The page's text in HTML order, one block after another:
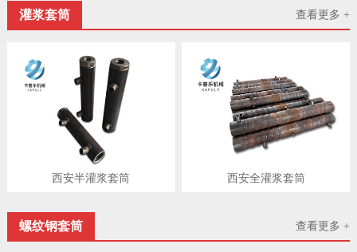
查看更多 +
灌浆套筒
西安半灌浆套筒 西安​全灌浆套筒
查看更多 +
螺纹钢套筒